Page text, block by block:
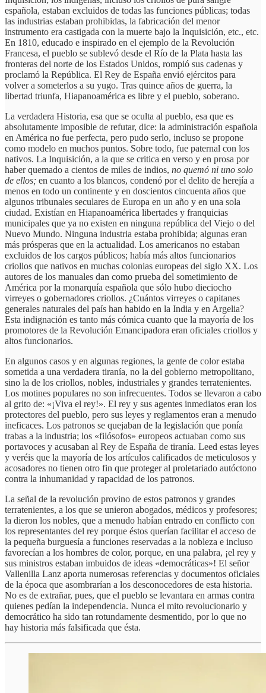
española, estaban excluidos de todas las funciones públicas; todas
las industrias estaban prohibidas, la fabricación del menor
instrumento era castigada con la muerte bajo la Inquisición, etc., etc.
En 1810, educado e inspirado en el ejemplo de la Revolución
Francesa, el pueblo se sublevó desde el Río de la Plata hasta las
fronteras del norte de los Estados Unidos, rompió sus cadenas y
proclamó la República. El Rey de España envió ejércitos para
volver a someterlos a su yugo. Tras quince años de guerra, la
libertad triunfa, Hiapanoamérica es libre y el pueblo, soberano.
La verdadera Historia, esa que se oculta al pueblo, esa que es
absolutamente imposible de refutar, dice: la administración española
en América no fue perfecta, pero pudo serlo, incluso se propone
como modelo en muchos puntos. Sobre todo, fue paternal con los
nativos. La Inquisición, a la que se critica en verso y en prosa por
haber quemado a cientos de miles de indios, no quemó ni uno solo
de ellos; en cuanto a los blancos, condenó por el delito de herejía a
menos en todo un continente y en doscientos cincuenta años que
algunos tribunales seculares de Europa en un año y en una sola
ciudad. Existían en Hiapanoamérica libertades y franquicias
municipales que ya no existen en ninguna república del Viejo o del
Nuevo Mundo. Ninguna industria estaba prohibida; algunas eran
más prósperas que en la actualidad. Los americanos no estaban
excluidos de los cargos públicos; había más altos funcionarios
criollos que nativos en muchas colonias europeas del siglo XX. Los
autores de los manuales dan como prueba del sometimiento de
América por la monarquía española que sólo hubo dieciocho
virreyes o gobernadores criollos. ¿Cuántos virreyes o capitanes
generales naturales del país han habido en la India y en Argelia?
Esta indignación es tanto más cómica cuanto que la mayoría de los
promotores de la Revolución Emancipadora eran oficiales criollos y
altos funcionarios.
En algunos casos y en algunas regiones, la gente de color estaba
sometida a una verdadera tiranía, no la del gobierno metropolitano,
sino la de los criollos, nobles, industriales y grandes terratenientes.
Los motines populares no son infrecuentes. Todos se llevaron a cabo
al grito de: «¡Viva el rey!». El rey y sus agentes inmediatos eran los
protectores del pueblo, pero sus leyes y reglamentos eran a menudo
ineficaces. Los patronos se quejaban de la legislación que ponía
trabas a la industria; los «filósofos» europeos actuaban como sus
portavoces y acusaban al Rey de España de tiranía. Leed estas leyes
y veréis que la mayoría de los artículos calificados de meticulosos y
acosadores no tienen otro fin que proteger al proletariado autóctono
contra la inhumanidad y rapacidad de los patronos.
La señal de la revolución provino de estos patronos y grandes
terratenientes, a los que se unieron abogados, médicos y profesores;
la dieron los nobles, que a menudo habían entrado en conflicto con
los representantes del rey porque éstos querían facilitar el acceso de
la pequeña burguesía a funciones reservadas a la nobleza e incluso
favorecían a los hombres de color, porque, en una palabra, ¡el rey y
sus ministros estaban imbuidos de ideas «democráticas»! El señor
Vallenilla Lanz aporta numerosas referencias y documentos oficiales
de la época que asombrarían a los desconocedores de esta historia.
No es de extrañar, pues, que el pueblo se levantara en armas contra
quienes pedían la independencia. Nunca el mito revolucionario y
democrático ha sido tan rotundamente desmentido, por lo que no
hay historia más falsificada que ésta.